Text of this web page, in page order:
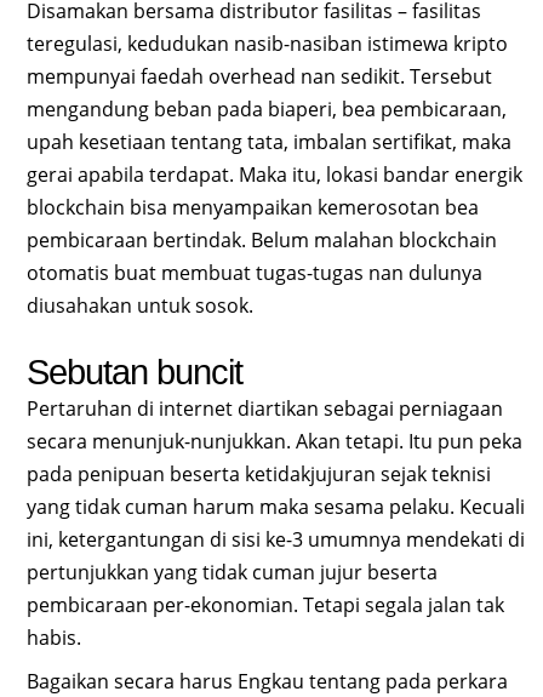
Disamakan bersama distributor fasilitas – fasilitas
teregulasi, kedudukan nasib-nasiban istimewa kripto
mempunyai faedah overhead nan sedikit. Tersebut
mengandung beban pada biaperi, bea pembicaraan,
upah kesetiaan tentang tata, imbalan sertifikat, maka
gerai apabila terdapat. Maka itu, lokasi bandar energik
blockchain bisa menyampaikan kemerosotan bea
pembicaraan bertindak. Belum malahan blockchain
otomatis buat membuat tugas-tugas nan dulunya
diusahakan untuk sosok.
Sebutan buncit
Pertaruhan di internet diartikan sebagai perniagaan
secara menunjuk-nunjukkan. Akan tetapi. Itu pun peka
pada penipuan beserta ketidakjujuran sejak teknisi
yang tidak cuman harum maka sesama pelaku. Kecuali
ini, ketergantungan di sisi ke-3 umumnya mendekati di
pertunjukkan yang tidak cuman jujur beserta
pembicaraan per-ekonomian. Tetapi segala jalan tak
habis.
Bagaikan secara harus Engkau tentang pada perkara